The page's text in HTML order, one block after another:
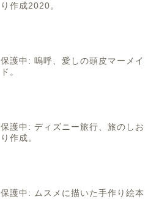
り作成2020。
保護中: 嗚呼、愛しの頭皮マーメイ
ド。
保護中: ディズニー旅行、旅のしお
り作成。
保護中: ムスメに描いた手作り絵本